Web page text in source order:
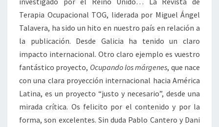
Terapia Ocupacional TOG, liderada por Miguel Ángel
Talavera, ha sido un hito en nuestro país en relación a
la publicación. Desde Galicia ha tenido un claro
impacto internacional. Otro claro ejemplo es vuestro
fantástico proyecto, Ocupando los márgenes, que nace
con una clara proyección internacional hacia América
Latina, es un proyecto “justo y necesario”, desde una
mirada crítica. Os felicito por el contenido y por la
forma, son excelentes. Sin duda Pablo Cantero y Dani